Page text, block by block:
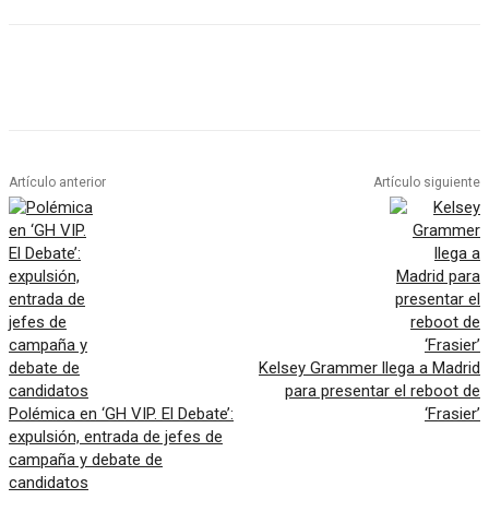
Artículo anterior
Polémica en ‘GH VIP. El Debate’:
expulsión, entrada de jefes de
campaña y debate de
candidatos
Artículo siguiente
Kelsey Grammer llega a Madrid
para presentar el reboot de
‘Frasier’